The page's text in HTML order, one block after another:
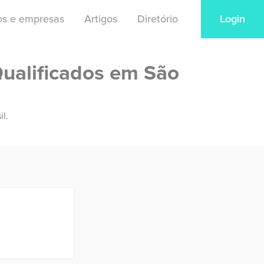
e empresas Artigos Diretório Login
em São